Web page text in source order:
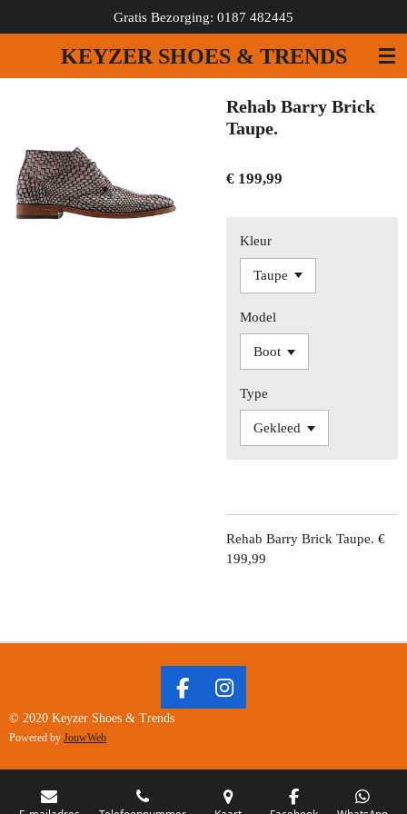
direct
de
KEYZER SHOES & TRENDS
Gratis Bezorging: 0187 482445
Rehab Barry Brick
Taupe.
€ 199,99
Kleur
Model
Type
Rehab Barry Brick Taupe. €
199,99
F
B
I
A
G
© 2020 Keyzer Shoes & Trends
Powered by JouwWeb